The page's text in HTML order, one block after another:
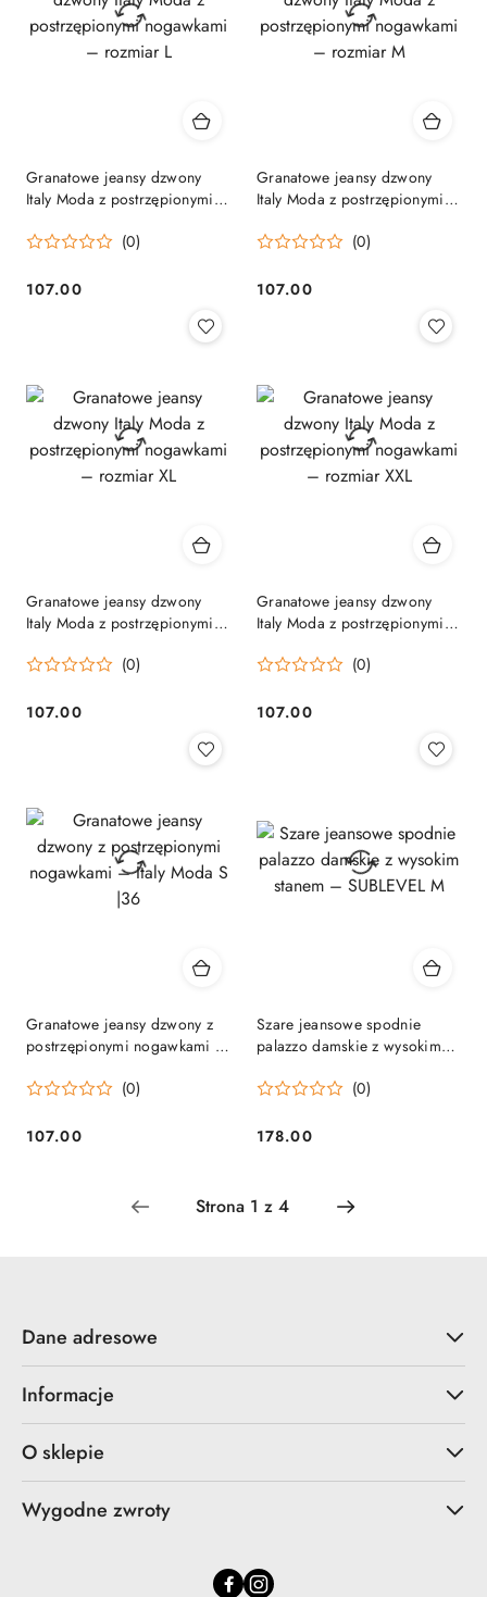
Granatowe jeansy dzwony
Italy Moda z postrzępionymi
(0)
Cena:
107.00
Granatowe jeansy dzwony
Italy Moda z postrzępionymi
(0)
Cena:
107.00
Granatowe jeansy dzwony
Italy Moda z postrzępionymi
(0)
Cena:
107.00
Granatowe jeansy dzwony
Italy Moda z postrzępionymi
(0)
Cena:
107.00
Granatowe jeansy dzwony z
postrzępionymi nogawkami –
(0)
Cena:
107.00
Szare jeansowe spodnie
palazzo damskie z wysokim
(0)
Cena:
178.00
Dane adresowe
Informacje
O sklepie
Wygodne zwroty